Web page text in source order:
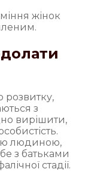
жінок
розвитку,
з
вирішити,
людиною,
з батьками
стадії.